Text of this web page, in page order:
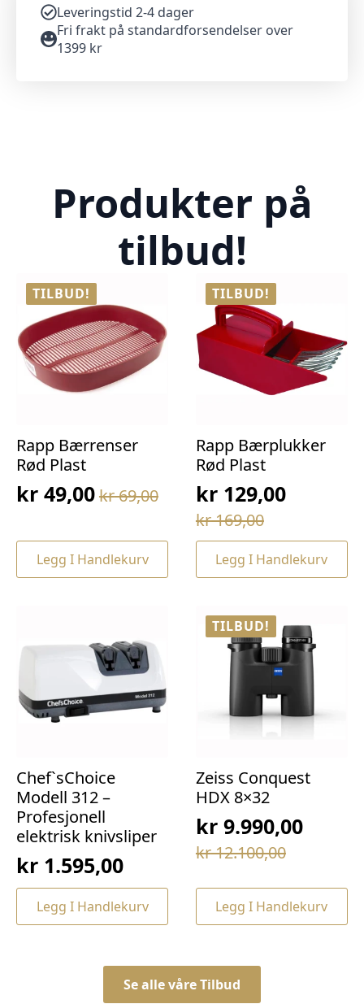
Leveringstid 2-4 dager
Fri frakt på standardforsendelser over
1399 kr
Produkter på
tilbud!
TILBUD!
Rapp Bærrenser
Rød Plast
kr69,00
Opprinnelig
var:
kr 69,00.
kr 49,00
Nåværende
er:
kr 49,00.
Legg I Handlekurv
TILBUD!
Rapp Bærplukker
Rød Plast
kr169,00
Opprinnelig
pris
var:
kr129,00
Nåværende
pris
er:Legg I Handlekurv
Chef`sChoice
Modell 312 –
Profesjonell
elektrisk knivsliper
kr 1.595,00
Legg I Handlekurv
TILBUD!
Zeiss Conquest
HDX 8×32
kr12.100,00
Opprinnelig
var:
kr 12.100,00.
kr9.990,00
Nåværende
er:
kr 9.990,00.
Legg I Handlekurv
Se alle våre Tilbud